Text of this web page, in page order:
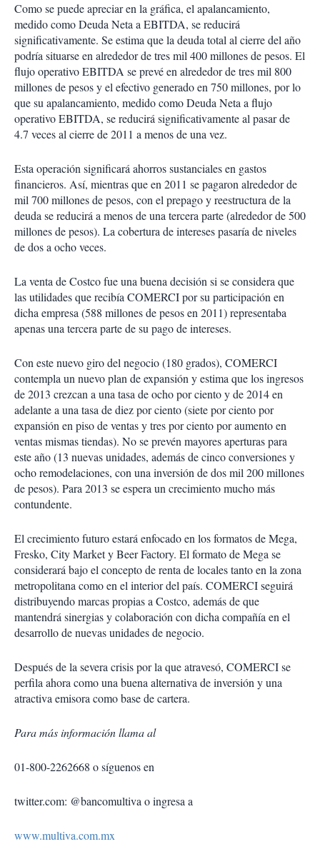
Como se puede apreciar en la gráfica, el apalancamiento,
medido como Deuda Neta a EBITDA, se reducirá
significativamente. Se estima que la deuda total al cierre del año
podría situarse en alrededor de tres mil 400 millones de pesos. El
flujo operativo EBITDA se prevé en alrededor de tres mil 800
millones de pesos y el efectivo generado en 750 millones, por lo
que su apalancamiento, medido como Deuda Neta a flujo
operativo EBITDA, se reducirá significativamente al pasar de
4.7 veces al cierre de 2011 a menos de una vez.
Esta operación significará ahorros sustanciales en gastos
financieros. Así, mientras que en 2011 se pagaron alrededor de
mil 700 millones de pesos, con el prepago y reestructura de la
deuda se reducirá a menos de una tercera parte (alrededor de 500
millones de pesos). La cobertura de intereses pasaría de niveles
de dos a ocho veces.
La venta de Costco fue una buena decisión si se considera que
las utilidades que recibía COMERCI por su participación en
dicha empresa (588 millones de pesos en 2011) representaba
apenas una tercera parte de su pago de intereses.
Con este nuevo giro del negocio (180 grados), COMERCI
contempla un nuevo plan de expansión y estima que los ingresos
de 2013 crezcan a una tasa de ocho por ciento y de 2014 en
adelante a una tasa de diez por ciento (siete por ciento por
expansión en piso de ventas y tres por ciento por aumento en
ventas mismas tiendas). No se prevén mayores aperturas para
este año (13 nuevas unidades, además de cinco conversiones y
ocho remodelaciones, con una inversión de dos mil 200 millones
de pesos). Para 2013 se espera un crecimiento mucho más
contundente.
El crecimiento futuro estará enfocado en los formatos de Mega,
Fresko, City Market y Beer Factory. El formato de Mega se
considerará bajo el concepto de renta de locales tanto en la zona
metropolitana como en el interior del país. COMERCI seguirá
distribuyendo marcas propias a Costco, además de que
mantendrá sinergias y colaboración con dicha compañía en el
desarrollo de nuevas unidades de negocio.
Después de la severa crisis por la que atravesó, COMERCI se
perfila ahora como una buena alternativa de inversión y una
atractiva emisora como base de cartera.
Para más información llama al
01-800-2262668 o síguenos en
twitter.com: @bancomultiva o ingresa a
www.multiva.com.mx